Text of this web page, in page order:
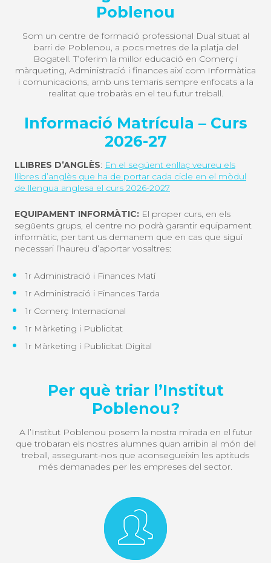
Poblenou
Som un centre de formació professional Dual situat al
barri de Poblenou, a pocs metres de la platja del
Bogatell. T’oferim la millor educació en Comerç i
màrqueting, Administració i finances així com Informàtica
i comunicacions, amb uns temaris sempre enfocats a la
realitat que trobaràs en el teu futur treball.
Informació Matrícula – Curs
2026-27
LLIBRES D’ANGLÈS: En el següent enllaç veureu els
llibres d’anglès que ha de portar cada cicle en el mòdul
de llengua anglesa el curs 2026-2027
EQUIPAMENT INFORMÀTIC: El proper curs, en els
següents grups, el centre no podrà garantir equipament
informàtic, per tant us demanem que en cas que sigui
necessari l’haureu d’aportar vosaltres:
1r Administració i Finances Matí
1r Administració i Finances Tarda
1r Comerç Internacional
1r Màrketing i Publicitat
1r Màrketing i Publicitat Digital
Per què triar l’Institut
Poblenou?
A l’Institut Poblenou posem la nostra mirada en el futur
que trobaran els nostres alumnes quan arribin al món del
treball, assegurant-nos que aconsegueixin les aptituds
més demanades per les empreses del sector.